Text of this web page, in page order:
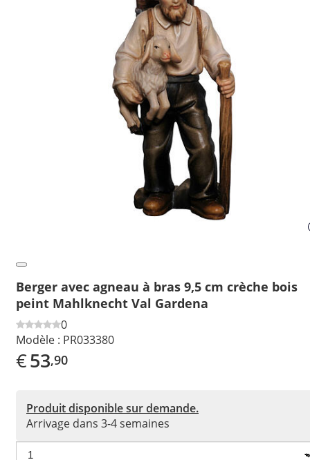
Berger avec agneau à bras 9,5 cm crèche bois
peint Mahlknecht Val Gardena
0
Modèle : PR033380
€53,90
Produit disponible sur demande.
Arrivage dans 3-4 semaines